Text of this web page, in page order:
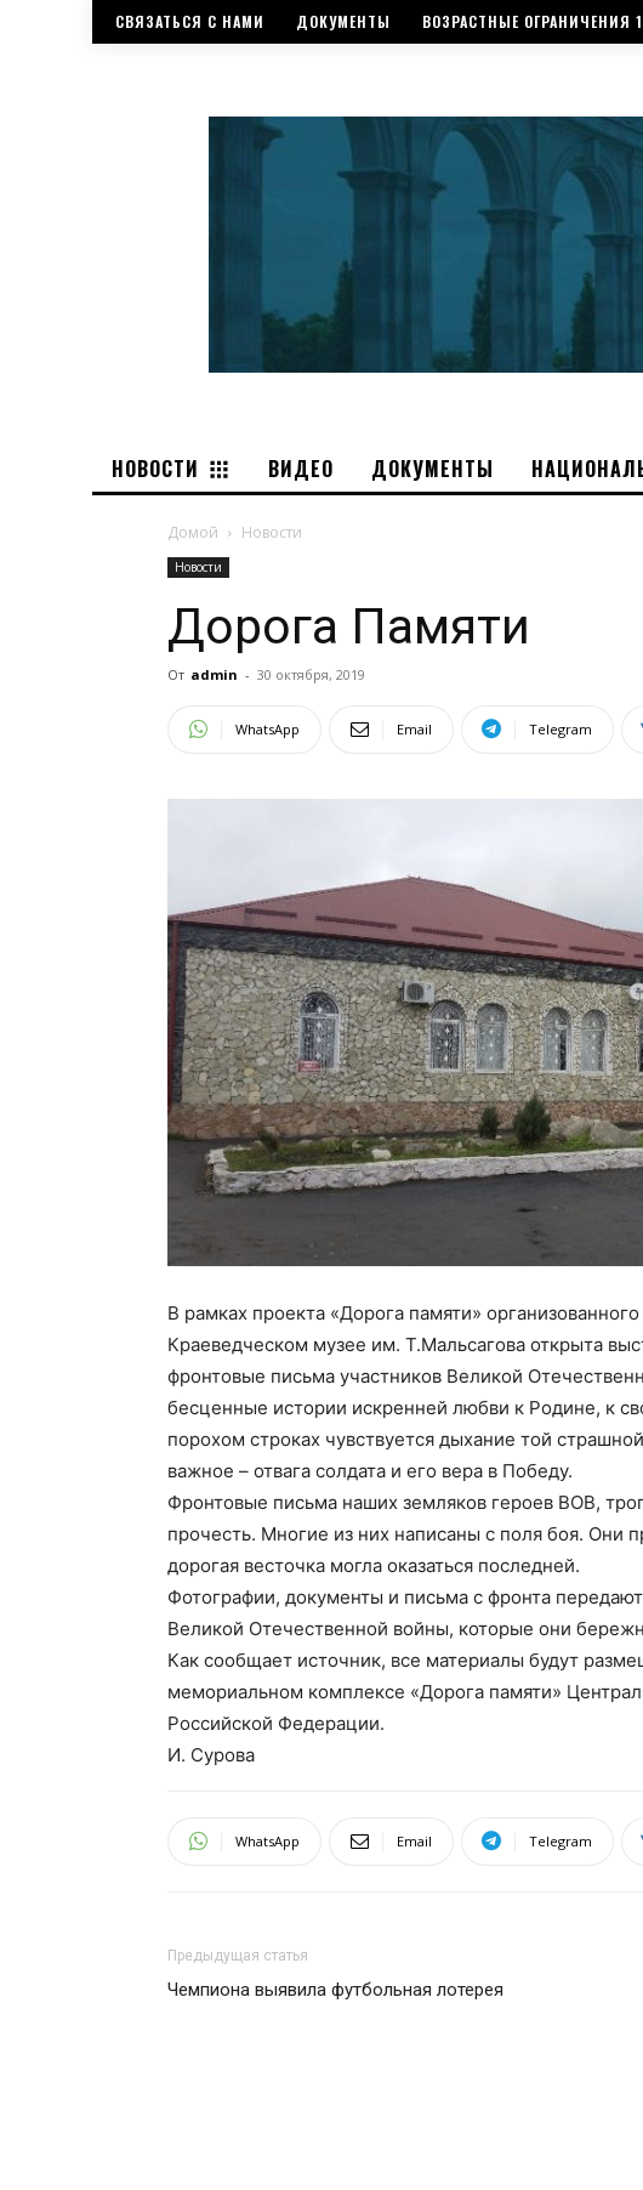
СВЯЗАТЬСЯ С НАМИ ДОКУМЕНТЫ ВОЗРАСТНЫЕ ОГРАНИЧЕНИЯ
НОВОСТИ ВИДЕО ДОКУМЕНТЫ
Домой Новости
Новости
Дорога Памяти
От admin - 30 октября, 2019
WhatsApp Email Telegram
В рамках проекта «Дорога памяти»
Краеведческом музее им. Т.Мальсагова открыта
фронтовые письма участников Великой
бесценные истории искренней любви к Родине, к
порохом строках чувствуется дыхание той
важное – отвага солдата и его вера в Победу.
Фронтовые письма наших земляков героев ВОВ,
прочесть. Многие из них написаны с поля боя. Они
дорогая весточка могла оказаться последней.
Фотографии, документы и письма с фронта
Великой Отечественной войны, которые они
Как сообщает источник, все материалы будут
мемориальном комплексе «Дорога памяти»
Российской Федерации.
И. Сурова
WhatsApp Email Telegram
Предыдущая статья
Чемпиона выявила футбольная лотерея